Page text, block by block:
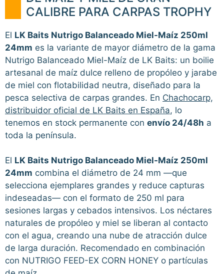
CALIBRE PARA CARPAS TROPHY
El LK Baits Nutrigo Balanceado Miel-Maíz 250ml
24mm es la variante de mayor diámetro de la gama
Nutrigo Balanceado Miel-Maíz de LK Baits: un boilie
artesanal de maíz dulce relleno de propóleo y jarabe
de miel con flotabilidad neutra, diseñado para la
pesca selectiva de carpas grandes. En Chachocarp,
distribuidor oficial de LK Baits en España, lo
tenemos en stock permanente con envío 24/48h a
toda la península.
El LK Baits Nutrigo Balanceado Miel-Maíz 250ml
24mm combina el diámetro de 24 mm —que
selecciona ejemplares grandes y reduce capturas
indeseadas— con el formato de 250 ml para
sesiones largas y cebados intensivos. Los néctares
naturales de propóleo y miel se liberan al contacto
con el agua, creando una nube de atracción dulce
de larga duración. Recomendado en combinación
con NUTRIGO FEED-EX CORN HONEY o partículas